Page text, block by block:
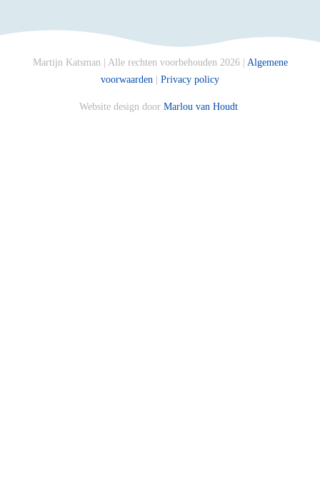
Martijn Katsman | Alle rechten voorbehouden 2026 | Algemene
voorwaarden
Privacy policy
Website design door Marlou van Houdt